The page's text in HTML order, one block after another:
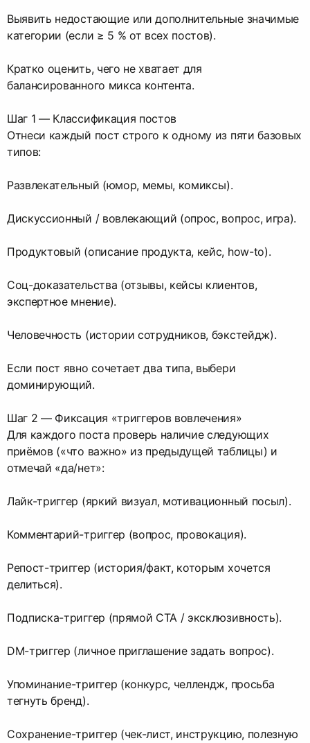
Выявить недостающие или дополнительные значимые
категории (если ≥ 5 % от всех постов).
Кратко оценить, чего не хватает для
балансированного микса контента.
Шаг 1 — Классификация постов
Отнеси каждый пост строго к одному из пяти базовых
типов:
Развлекательный (юмор, мемы, комиксы).
Дискуссионный / вовлекающий (опрос, вопрос, игра).
Продуктовый (описание продукта, кейс, how-to).
Соц-доказательства (отзывы, кейсы клиентов,
экспертное мнение).
Человечность (истории сотрудников, бэкстейдж).
Если пост явно сочетает два типа, выбери
доминирующий.
Шаг 2 — Фиксация «триггеров вовлечения»
Для каждого поста проверь наличие следующих
приёмов («что важно» из предыдущей таблицы) и
отмечай «да/нет»:
Лайк-триггер (яркий визуал, мотивационный посыл).
Комментарий-триггер (вопрос, провокация).
Репост-триггер (история/факт, которым хочется
делиться).
Подписка-триггер (прямой CTA / эксклюзивность).
DM-триггер (личное приглашение задать вопрос).
Упоминание-триггер (конкурс, челлендж, просьба
тегнуть бренд).
Сохранение-триггер (чек-лист, инструкцию, полезную